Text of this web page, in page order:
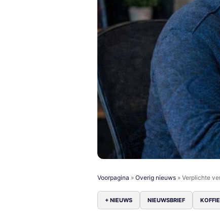
Voorpagina » Overig nieuws » Verplichte
+ NIEUWS NIEUWSBRIEF